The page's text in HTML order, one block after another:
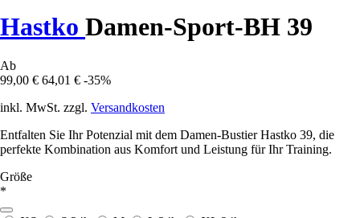
Hastko Damen-Sport-BH 39
Ab
99,00 € 64,01 € -35%
inkl. MwSt. zzgl. Versandkosten
Entfalten Sie Ihr Potenzial mit dem Damen-Bustier Hastko 39, die
perfekte Kombination aus Komfort und Leistung für Ihr Training.
Größe
*